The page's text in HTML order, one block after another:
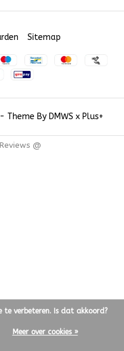
Theme By DMWS x Plus+
Sitemap
Reviews @
te verbeteren. Is dat akkoord?
Meer over cookies »